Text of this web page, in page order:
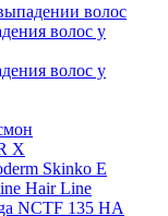
волос
волос у
волос у
X
Skinko E
Hair Line
NCTF 135 HA